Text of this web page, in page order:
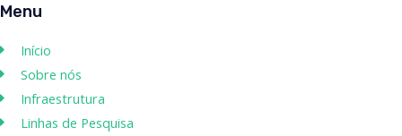
Menu
Início
Sobre nós
Infraestrutura
Linhas de Pesquisa